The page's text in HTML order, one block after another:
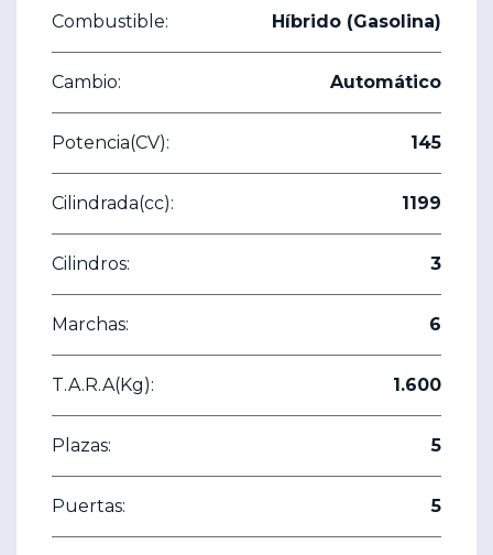
Combustible: Híbrido (Gasolina)
Cambio: Automático
Potencia(CV): 145
Cilindrada(cc): 1199
Cilindros: 3
Marchas: 6
T.A.R.A(Kg): 1.600
Plazas: 5
Puertas: 5